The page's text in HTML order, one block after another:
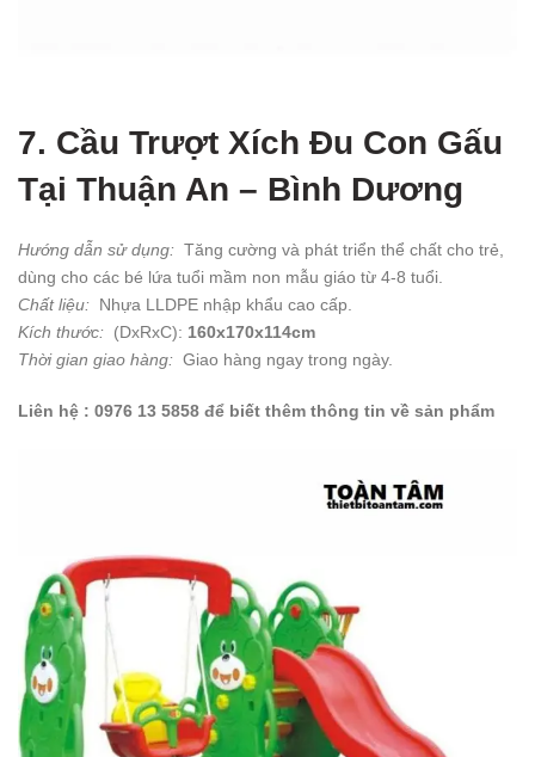
7. Cầu Trượt Xích Đu Con Gấu
Tại Thuận An – Bình Dương
Hướng dẫn sử dụng: Tăng cường và phát triển thể chất cho trẻ,
dùng cho các bé lứa tuổi mầm non mẫu giáo từ 4-8 tuổi.
Chất liệu: Nhựa LLDPE nhập khẩu cao cấp.
Kích thước: (DxRxC): 160x170x114cm
Thời gian giao hàng: Giao hàng ngay trong ngày.
Liên hệ : 0976 13 5858 để biết thêm thông tin về sản phẩm